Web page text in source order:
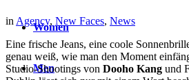
Women
Men
in Agency, New Faces, News
Eine frische Jeans, eine coole
genau weiß, wie man den Moment
Studio-Shootings von Dooho Kang und